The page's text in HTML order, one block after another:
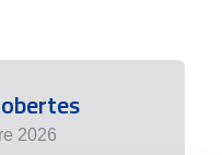
2026